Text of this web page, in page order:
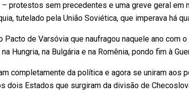
– protestos sem precedentes e uma greve geral em
tutelado pela União Soviética, que imperava há
Pacto de Varsóvia que naufragou naquele ano com
Hungria, na Bulgária e na Romênia, pondo fim à
completamente da política e agora se uniram aos
dois Estados que surgiram da divisão de